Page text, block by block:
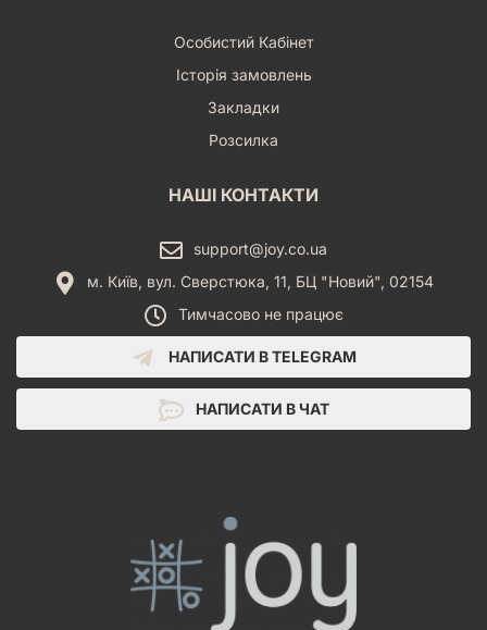
Особистий Кабінет
Історія замовлень
Закладки
Розсилка
НАШІ КОНТАКТИ
support@joy.co.ua
м. Київ, вул. Сверстюка, 11, БЦ "Новий", 02154
Тимчасово не працює
НАПИСАТИ В TELEGRAM
НАПИСАТИ В ЧАТ